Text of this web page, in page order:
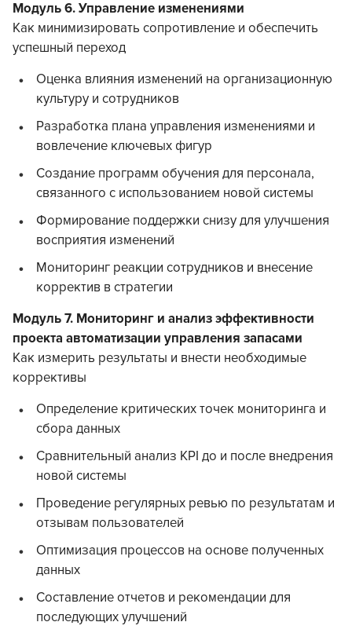
Модуль 6. Управление изменениями
Как минимизировать сопротивление и обеспечить
успешный переход
Оценка влияния изменений на организационную
культуру и сотрудников
Разработка плана управления изменениями и
вовлечение ключевых фигур
Создание программ обучения для персонала,
связанного с использованием новой системы
Формирование поддержки снизу для улучшения
восприятия изменений
Мониторинг реакции сотрудников и внесение
корректив в стратегии
Модуль 7. Мониторинг и анализ эффективности
проекта автоматизации управления запасами
Как измерить результаты и внести необходимые
коррективы
Определение критических точек мониторинга и
сбора данных
Сравнительный анализ KPI до и после внедрения
новой системы
Проведение регулярных ревью по результатам и
отзывам пользователей
Оптимизация процессов на основе полученных
данных
Составление отчетов и рекомендации для
последующих улучшений